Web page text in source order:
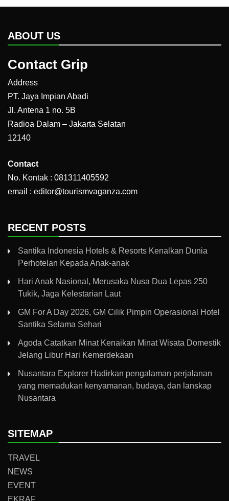
ABOUT US
Contact Grip
Address
PT. Jaya Impian Abadi
Jl. Antena 1 no. 5B
Radioa Dalam – Jakarta Selatan
12140
Contact
No. Kontak : 081311405592
email : editor@tourismvaganza.com
RECENT POSTS
Santika Indonesia Hotels & Resorts Kenalkan Dunia
Perhotelan Kepada Anak-anak
Hari Anak Nasional, Merusaka Nusa Dua Lepas 250
Tukik, Jaga Kelestarian Laut
GM For A Day 2026, GM Cilik Pimpin Operasional Hotel
Santika Selama Sehari
Agoda Catatkan Minat Kenaikan Minat Wisata Domestik
Jelang Libur Hari Kemerdekaan
Nusantara Explorer Hadirkan pengalaman perjalanan
yang memadukan kenyamanan, budaya, dan lanskap
Nusantara
SITEMAP
TRAVEL
NEWS
EVENT
EKRAF